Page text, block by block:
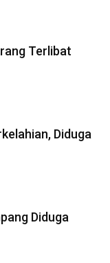
Terlibat
Diduga
Diduga